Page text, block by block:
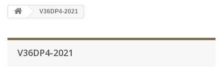
V36DP4-2021
V36DP4-2021